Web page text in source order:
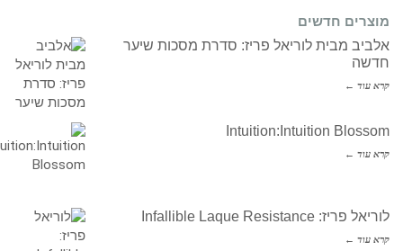
מוצרים חדשים
אלביב מבית לוריאל פריז: סדרת מסכות שיער
חדשה
קרא עוד ←
Intuition:Intuition Blossom
קרא עוד ←
לוריאל פריז: Infallible Laque Resistance
קרא עוד ←